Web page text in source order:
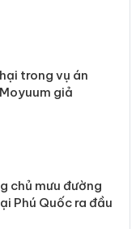
hộ kinh doanh bán
hiệu Adidas, Nike
công khai hàng
lậu, bảo vệ môi